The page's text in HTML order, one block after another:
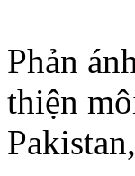
Phản
thiện